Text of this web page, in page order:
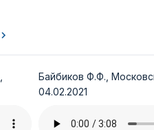
Байбиков Ф.Ф.,
04.02.2021